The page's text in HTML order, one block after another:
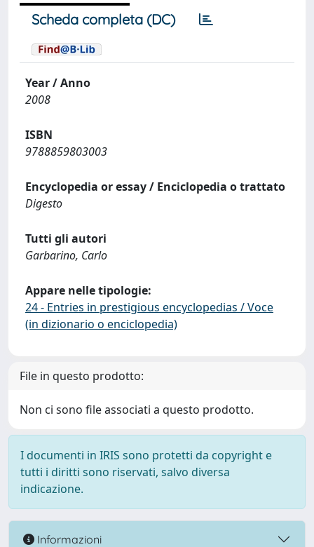
Scheda completa (DC)
Year / Anno
2008
ISBN
9788859803003
Encyclopedia or essay / Enciclopedia o trattato
Digesto
Tutti gli autori
Garbarino, Carlo
Appare nelle tipologie:
24 - Entries in prestigious encyclopedias / Voce
(in dizionario o enciclopedia)
File in questo prodotto:
Non ci sono file associati a questo prodotto.
I documenti in IRIS sono protetti da copyright e
tutti i diritti sono riservati, salvo diversa
indicazione.
Informazioni